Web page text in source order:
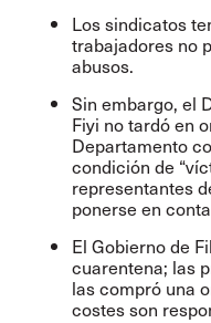
Los sindicatos
trabajadores no
abusos.
Sin embargo, el
Fiyi no tardó en
Departamento
condición de
representantes
ponerse en
El Gobierno de
cuarentena; las
las compró una
costes son